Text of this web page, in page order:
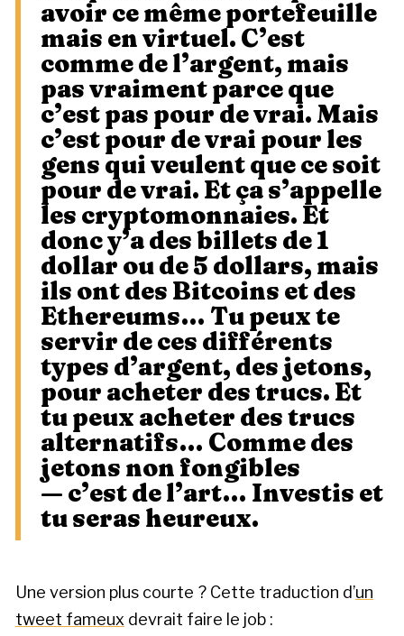
avoir ce même portefeuille
mais en virtuel. C’est
comme de l’argent, mais
pas vraiment parce que
c’est pas pour de vrai. Mais
c’est pour de vrai pour les
gens qui veulent que ce soit
pour de vrai. Et ça s’appelle
les cryptomonnaies. Et
donc y’a des billets de 1
dollar ou de 5 dollars, mais
ils ont des Bitcoins et des
Ethereums… Tu peux te
servir de ces différents
types d’argent, des jetons,
pour acheter des trucs. Et
tu peux acheter des trucs
alternatifs… Comme des
jetons non fongibles
— c’est de l’art… Investis et
tu seras heureux.
Une version plus courte ? Cette traduction d’un
tweet fameux devrait faire le job :